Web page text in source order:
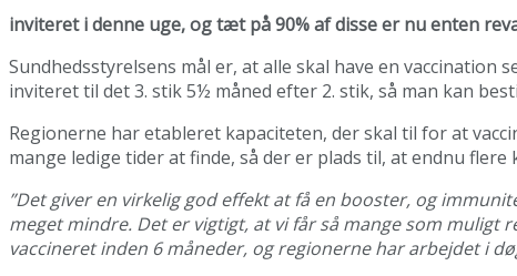
inviteret i denne uge, og tæt på 90% af disse er nu enten
Sundhedsstyrelsens mål er, at alle skal have en
inviteret til det 3. stik 5½ måned efter 2. stik, så man kan
Regionerne har etableret kapaciteten, der skal til for at
mange ledige tider at finde, så der er plads til, at endnu flere
”Det giver en virkelig god effekt at få en booster, og
meget mindre. Det er vigtigt, at vi får så mange som muligt
vaccineret inden 6 måneder, og regionerne har arbejdet i